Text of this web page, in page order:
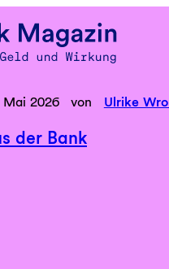
Mai 2026 von Ulrike
der Bank